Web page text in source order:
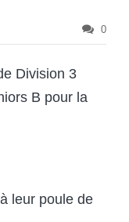
0
Division 3
B pour la
leur poule de